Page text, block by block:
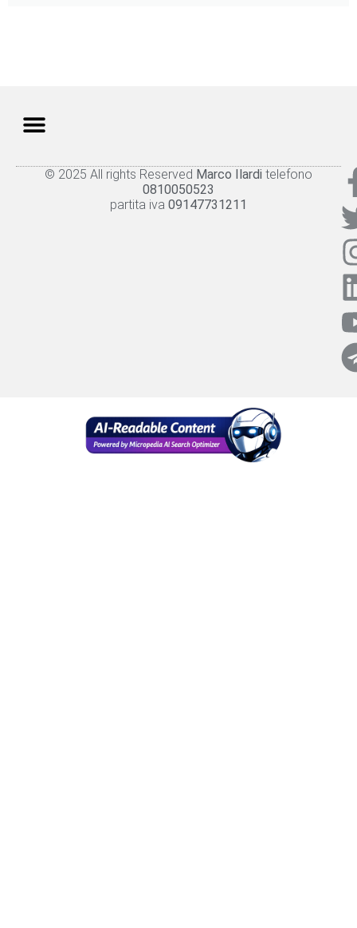
© 2025 All rights Reserved Marco Ilardi telefono
0810050523
partita iva 09147731211